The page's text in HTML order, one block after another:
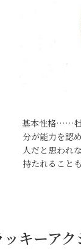
基本性格……牡
分が能力を認
人だと思われ
持たれること
キーアク